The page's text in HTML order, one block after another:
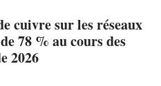
cuivre sur les réseaux
78 % au cours des
2026